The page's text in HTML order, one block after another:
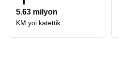
5.63 milyon
KM yol katettik.